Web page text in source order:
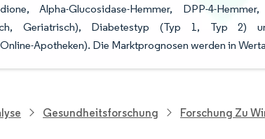
Alpha-Glucosidase-Hemmer, DPP-4-
Geriatrisch), Diabetestyp (Typ 1, Typ 2)
Apotheken). Die Marktprognosen werden in
Gesundheitsforschung Forschung Zu